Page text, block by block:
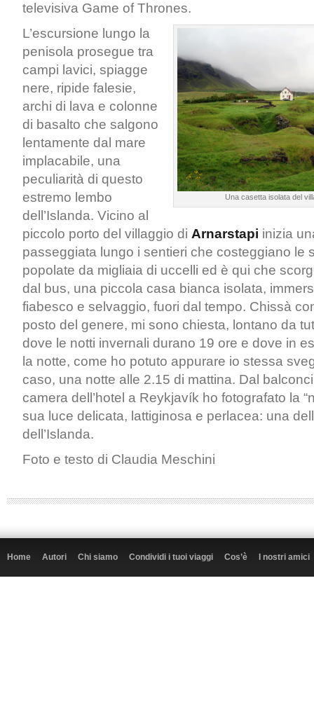
televisiva Game of Thrones.
Una casetta isolata del
L’escursione lungo la
penisola prosegue tra
campi lavici, spiagge
nere, ripide falesie,
archi di lava e colonne
di basalto che salgono
lentamente dal mare
implacabile, una
peculiarità di questo
estremo lembo
dell’Islanda. Vicino al
piccolo porto del villaggio di Arnarstapi inizia
passeggiata lungo i sentieri che costeggiano le
popolate da migliaia di uccelli ed è qui che
dal bus, una piccola casa bianca isolata,
fiabesco e selvaggio, fuori dal tempo. Chissà
posto del genere, mi sono chiesta, lontano da
dove le notti invernali durano 19 ore e dove in
la notte, come ho potuto appurare io stessa
caso, una notte alle 2.15 di mattina. Dal
camera dell’hotel a Reykjavík ho fotografato la
sua luce delicata, lattiginosa e perlacea: una
dell’Islanda.
Foto e testo di Claudia Meschini
Home Autori Chi siamo Condividi i tuoi viaggi Cos’è I nostri amici